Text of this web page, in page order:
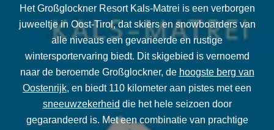
Het Großglockner Resort Kals-Matrei is een verborgen
juweeltje in Oost-Tirol, dat skiërs en snowboarders van
alle niveaus een gevarieerde en rustige
wintersportervaring biedt. Dit skigebied is vernoemd
naar de beroemde Großglockner, de hoogste berg van
Oostenrijk, en biedt 110 kilometer aan pistes met een
sneeuwzekerheid die het hele seizoen door
gegarandeerd is. Met een combinatie van prachtige